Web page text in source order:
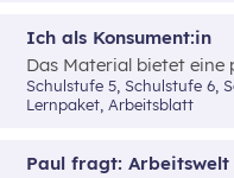
Ich als Konsument:in
Das Material bietet eine
zeigt auf, wie man sich
wichtige Rechte des
Lernpaket, Arbeitsblatt
Paul fragt: Arbeitswelt